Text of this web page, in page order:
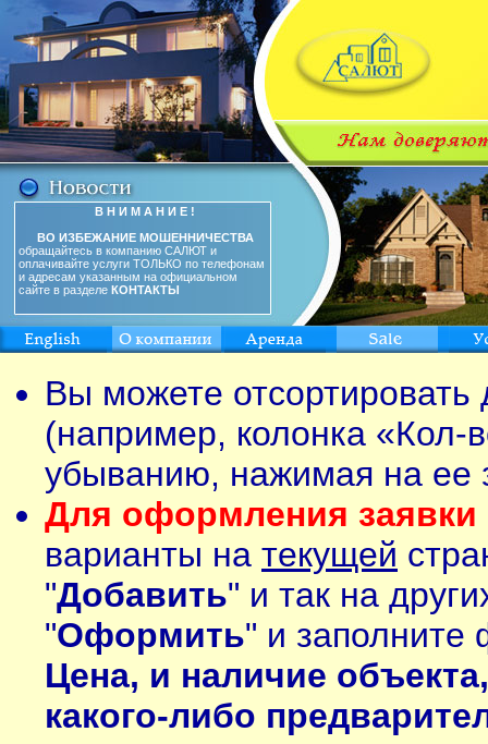
В Н И М А Н И Е !
ВО ИЗБЕЖАНИЕ МОШЕННИЧЕСТВА
обращайтесь в компанию САЛЮТ и
оплачивайте услуги ТОЛЬКО по телефонам
и адресам указанным на официальном
сайте в разделе КОНТАКТЫ
Вы можете
(например, колонка «Кол-
убыванию, нажимая на ее
Для оформления заявки
варианты на текущей
"Добавить" и так на
"Оформить" и заполните
Цена, и наличие
какого-либо